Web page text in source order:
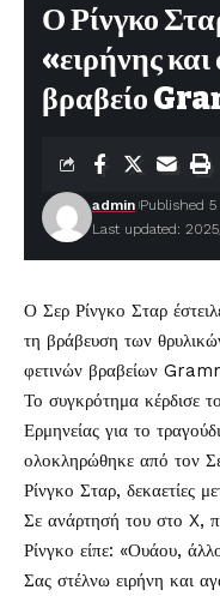
Ο Ρίνγκο
«ειρήνης
βραβείο
Last updated:
admin Published 5
Ο Σερ Ρίνγκο Σταρ
τη βράβευση των
φετινών βραβείων
Το συγκρότημα κέρδισε
Ερμηνείας για το
ολοκληρώθηκε από τον
Ρίνγκο Σταρ, δεκαετίες
Σε ανάρτησή του στο
Ρίνγκο είπε: «Ουάου,
Σας στέλνω ειρήνη και